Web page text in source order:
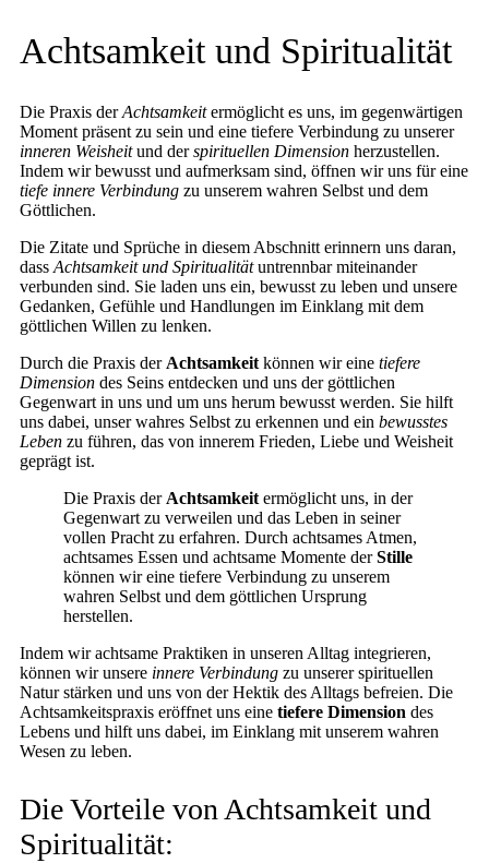
Achtsamkeit und Spiritualität
Die Praxis derAchtsamkeitermöglicht es uns, im gegenwärtigen
Moment präsent zu sein und eine tiefere Verbindung zu unserer
inneren Weisheitund derspirituellen Dimension herzustellen.
Indem wir bewusst und aufmerksam sind, öffnen wir uns für eine
tiefe innere Verbindung zu unserem wahren Selbst und dem
Göttlichen.
Die Zitate und Sprüche in diesem Abschnitt erinnern uns daran,
dass Achtsamkeit und Spiritualitätuntrennbar miteinander
verbunden sind. Sie laden uns ein, bewusst zu leben und unsere
Gedanken, Gefühle und Handlungen im Einklang mit dem
göttlichen Willen zu lenken.
Durch die Praxis der Achtsamkeit können wir eine tiefere
Dimension des Seins entdecken und uns der göttlichen
Gegenwart in uns und um uns herum bewusst werden. Sie hilft
uns dabei, unser wahres Selbst zu erkennen und ein bewusstes
Leben zu führen, das von innerem Frieden, Liebe und Weisheit
geprägt ist.
Die Praxis der Achtsamkeit ermöglicht uns, in der
Gegenwart zu verweilen und das Leben in seiner
vollen Pracht zu erfahren. Durch achtsames Atmen,
achtsames Essen und achtsame Momente derStille
können wir eine tiefere Verbindung zu unserem
wahren Selbst und dem göttlichen Ursprung
herstellen.
Indem wir achtsame Praktiken in unseren Alltag integrieren,
können wir unsere innere Verbindung zu unserer spirituellen
Natur stärken und uns von der Hektik des Alltags befreien. Die
Achtsamkeitspraxis eröffnet uns eine tiefere Dimension des
Lebens und hilft uns dabei, im Einklang mit unserem wahren
Wesen zu leben.
Die Vorteile von Achtsamkeit und
Spiritualität: